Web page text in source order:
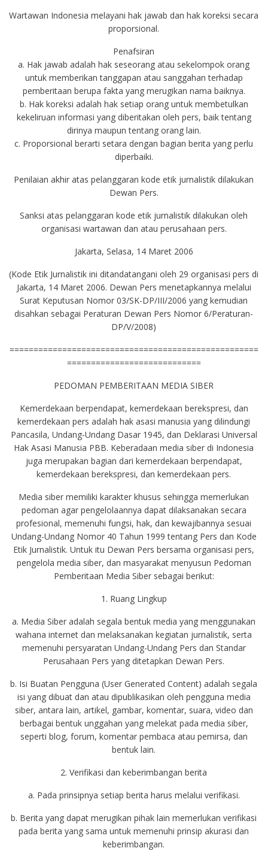
Wartawan Indonesia melayani hak jawab dan hak koreksi secara
proporsional.
Penafsiran
a. Hak jawab adalah hak seseorang atau sekelompok orang
untuk memberikan tanggapan atau sanggahan terhadap
pemberitaan berupa fakta yang merugikan nama baiknya.
b. Hak koreksi adalah hak setiap orang untuk membetulkan
kekeliruan informasi yang diberitakan oleh pers, baik tentang
dirinya maupun tentang orang lain.
c. Proporsional berarti setara dengan bagian berita yang perlu
diperbaiki.
Penilaian akhir atas pelanggaran kode etik jurnalistik dilakukan
Dewan Pers.
Sanksi atas pelanggaran kode etik jurnalistik dilakukan oleh
organisasi wartawan dan atau perusahaan pers.
Jakarta, Selasa, 14 Maret 2006
(Kode Etik Jurnalistik ini ditandatangani oleh 29 organisasi pers di
Jakarta, 14 Maret 2006. Dewan Pers menetapkannya melalui
Surat Keputusan Nomor 03/SK-DP/III/2006 yang kemudian
disahkan sebagai Peraturan Dewan Pers Nomor 6/Peraturan-
DP/V/2008)
====================================================
============================
PEDOMAN PEMBERITAAN MEDIA SIBER
Kemerdekaan berpendapat, kemerdekaan berekspresi, dan
kemerdekaan pers adalah hak asasi manusia yang dilindungi
Pancasila, Undang-Undang Dasar 1945, dan Deklarasi Universal
Hak Asasi Manusia PBB. Keberadaan media siber di Indonesia
juga merupakan bagian dari kemerdekaan berpendapat,
kemerdekaan berekspresi, dan kemerdekaan pers.
Media siber memiliki karakter khusus sehingga memerlukan
pedoman agar pengelolaannya dapat dilaksanakan secara
profesional, memenuhi fungsi, hak, dan kewajibannya sesuai
Undang-Undang Nomor 40 Tahun 1999 tentang Pers dan Kode
Etik Jurnalistik. Untuk itu Dewan Pers bersama organisasi pers,
pengelola media siber, dan masyarakat menyusun Pedoman
Pemberitaan Media Siber sebagai berikut:
1. Ruang Lingkup
a. Media Siber adalah segala bentuk media yang menggunakan
wahana internet dan melaksanakan kegiatan jurnalistik, serta
memenuhi persyaratan Undang-Undang Pers dan Standar
Perusahaan Pers yang ditetapkan Dewan Pers.
b. Isi Buatan Pengguna (User Generated Content) adalah segala
isi yang dibuat dan atau dipublikasikan oleh pengguna media
siber, antara lain, artikel, gambar, komentar, suara, video dan
berbagai bentuk unggahan yang melekat pada media siber,
seperti blog, forum, komentar pembaca atau pemirsa, dan
bentuk lain.
2. Verifikasi dan keberimbangan berita
a. Pada prinsipnya setiap berita harus melalui verifikasi.
b. Berita yang dapat merugikan pihak lain memerlukan verifikasi
pada berita yang sama untuk memenuhi prinsip akurasi dan
keberimbangan.